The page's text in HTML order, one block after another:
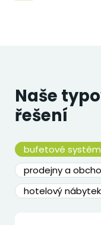
Naše
řešení
bufetové
prodejny a
hotelový nábytek